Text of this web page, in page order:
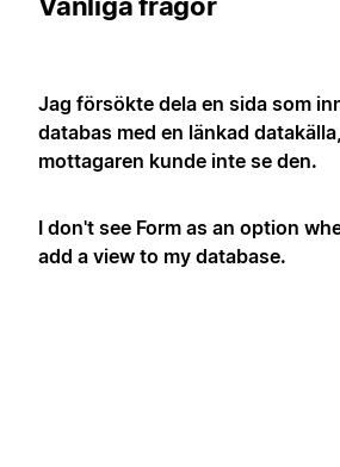
Jag försökte dela en sida som
databas med en länkad
mottagaren kunde inte se den.
I don't see Form as an option
add a view to my database.